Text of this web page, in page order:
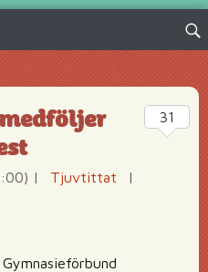
Sök
| Tjuvtittat
|
31